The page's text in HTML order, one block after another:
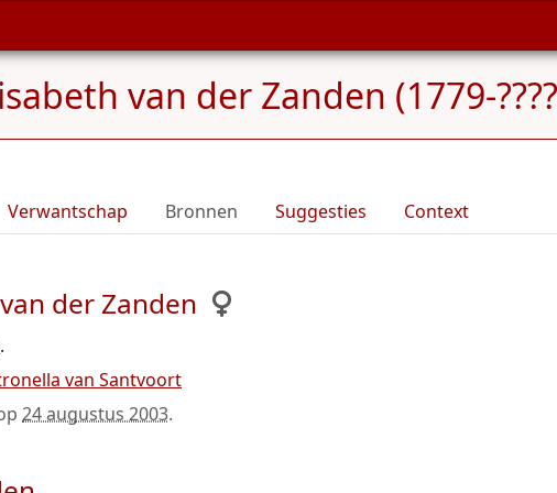
van der Zanden (1779-
Verwantschap Bronnen Suggesties Context
der Zanden
.
van Santvoort
24 augustus 2003.